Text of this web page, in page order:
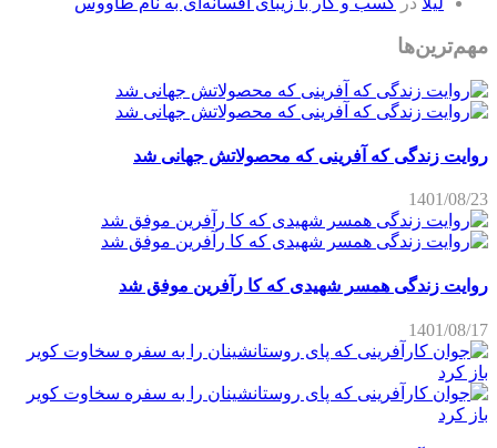
مهم‌ترین‌ها
روایت زندگی که آفرینی که محصولاتش جهانی شد
1401/08/23
روایت زندگی همسر شهیدی که کا رآفرین موفق شد
1401/08/17